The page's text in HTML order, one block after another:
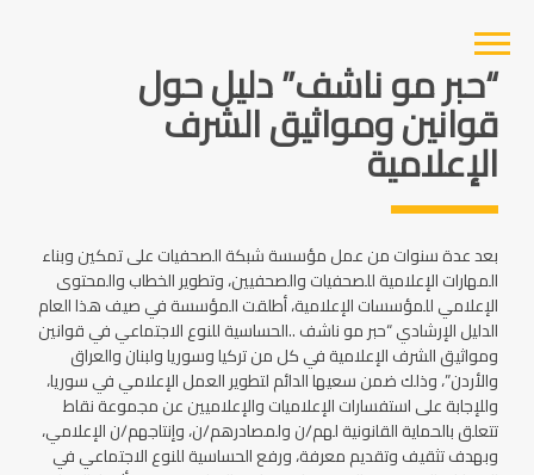
“حبر مو ناشف” دليل حول
قوانين ومواثيق الشرف
الإعلامية
بعد عدة سنوات من عمل مؤسسة شبكة الصحفيات على تمكين وبناء
المهارات الإعلامية للصحفيات والصحفيين، وتطوير الخطاب والمحتوى
الإعلامي للمؤسسات الإعلامية، أطلقت المؤسسة في صيف هذا العام
الدليل الإرشادي “حبر مو ناشف ..الحساسية للنوع الاجتماعي في قوانين
ومواثيق الشرف الإعلامية في كل من تركيا وسوريا ولبنان والعراق
والأردن”، وذلك ضمن سعيها الدائم لتطوير العمل الإعلامي في سوريا،
وللإجابة على استفسارات الإعلاميات والإعلاميين عن مجموعة نقاط
تتعلق بالحماية القانونية لهم/ن ولمصادرهم/ن، وإنتاجهم/ن الإعلامي،
وبهدف تثقيف وتقديم معرفة، ورفع الحساسية للنوع الاجتماعي في